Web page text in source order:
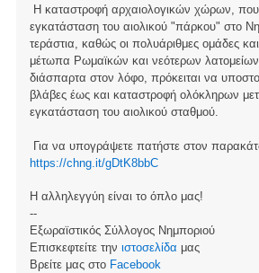
Η καταστροφή αρχαιολογικών χώρων,
εγκατάσταση του αιολικού "πάρκου" στο
τεράστια, καθώς οι πολυάριθμες ομάδες
μέτωπα Ρωμαϊκών και νεότερων
διάσπαρτα στον λόφο, πρόκειται να
βλάβες έως και καταστροφή ολόκληρων
εγκατάσταση του αιολικού σταθμού.
Για να υπογράψετε πατήστε στον
https://chng.it/gDtK8bbC
Η αλληλεγγύη είναι το όπλο μας!
--
Εξωραϊστικός Σύλλογος Νημποριού
Επισκεφτείτε την ιστοσελίδα μας
Βρείτε μας στο Facebook